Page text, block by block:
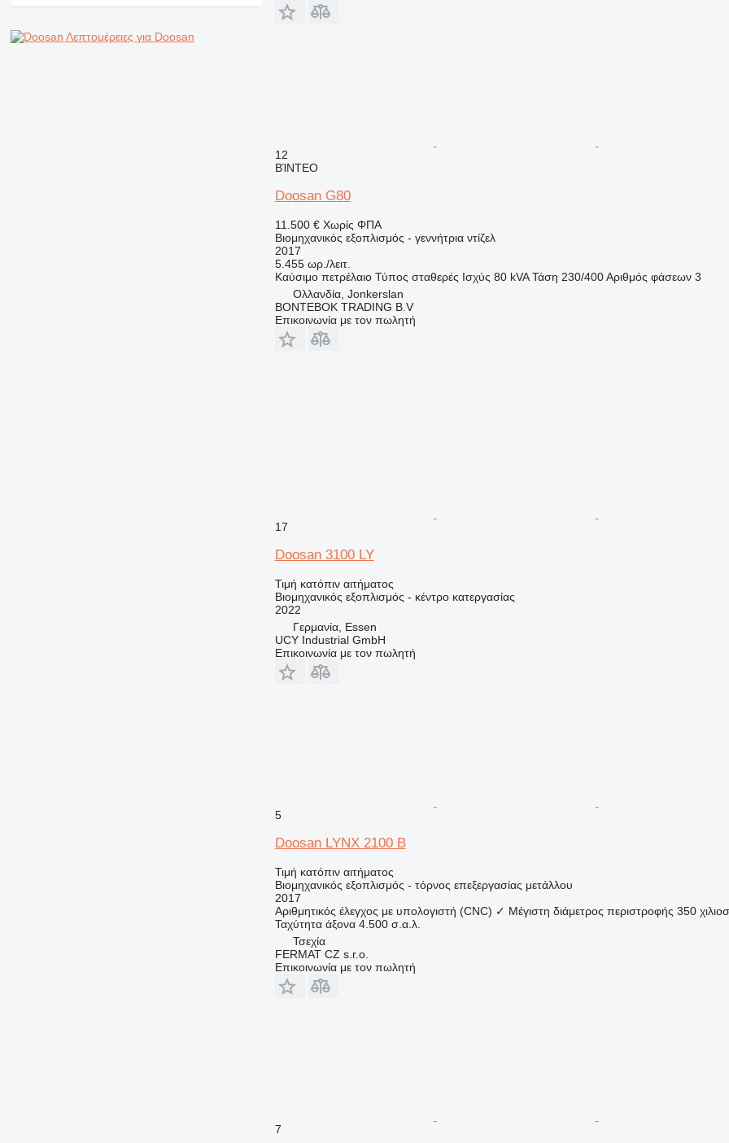
Λεπτομέρειες για Doosan
12
ΒΊΝΤΕΟ
Doosan G80
11.500 € Χωρίς ΦΠΑ
Βιομηχανικός εξοπλισμός - γεννήτρια ντίζελ
2017
5.455 ωρ./λειτ.
Καύσιμο πετρέλαιο Τύπος σταθερές Ισχύς 80 kVA Τάση 230/400 Αριθμός φάσεων 3
Ολλανδία, Jonkerslan
BONTEBOK TRADING B.V
Επικοινωνία με τον πωλητή
17
Doosan 3100 LY
Τιμή κατόπιν αιτήματος
Βιομηχανικός εξοπλισμός - κέντρο κατεργασίας
2022
Γερμανία, Essen
UCY Industrial GmbH
Επικοινωνία με τον πωλητή
5
Doosan LYNX 2100 B
Τιμή κατόπιν αιτήματος
Βιομηχανικός εξοπλισμός - τόρνος επεξεργασίας μετάλλου
2017
Αριθμητικός έλεγχος με υπολογιστή (CNC) ✓ Μέγιστη διάμετρος περιστροφής 350
Ταχύτητα άξονα 4.500 σ.α.λ.
Τσεχία
FERMAT CZ s.r.o.
Επικοινωνία με τον πωλητή
7